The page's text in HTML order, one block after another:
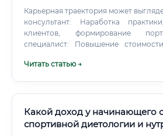
Карьерная траектория может выглядеть так:
консультант: Наработка
клиентов, формирование
специалист: Повышение
Читать статью →
Какой доход у начинающего
спортивной диетологии и